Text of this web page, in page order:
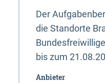
Der
die Standorte
bis zum
Anbieter